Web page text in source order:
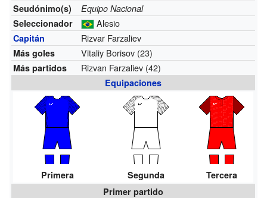
Seudónimo(s)
Equipo Nacional
Seleccionador
Alesio
Capitán Rizvar Farzaliev
Más goles Vitaliy Borisov (23)
Más partidos Rizvan Farzaliev (42)
Equipaciones
Primera Segunda
Tercera
Primer partido